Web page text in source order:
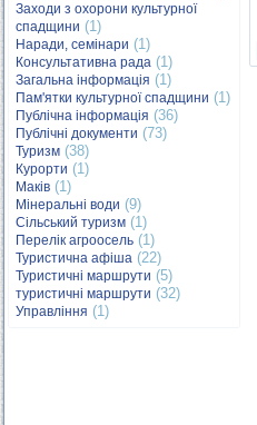
Заходи з охорони культурної
спадщини (1)
Наради, семінари (1)
Консультативна рада (1)
Загальна інформація (1)
Пам'ятки культурної спадщини (1)
Публічна інформація (36)
Публічні документи (73)
Туризм (38)
Курорти (1)
Маків (1)
Мінеральні води (9)
Сільський туризм (1)
Перелік агроосель (1)
Туристична афіша (22)
Туристичні маршрути (5)
туристичні маршрути (32)
Управління (1)